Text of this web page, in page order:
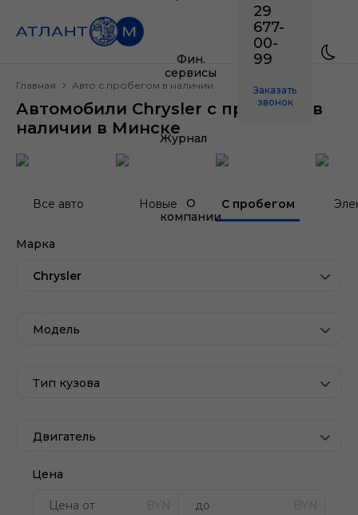
Фин.
сервисы
Журнал
О
компании
29
677-
00-
99
Заказать
звонок
Главная Авто с пробегом в наличии
Автомобили Chrysler с пробегом в
наличии в Минске
Все авто Новые С пробегом
Марка
Chrysler
Модель
Тип кузова
Двигатель
Цена
BYN BYN